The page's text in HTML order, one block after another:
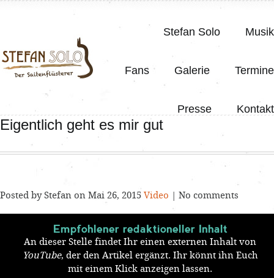
Stefan Solo Musik
Fans Galerie Termine
Presse Kontakt
Eigentlich geht es mir gut
Posted by Stefan on Mai 26, 2015 Video | No comments
Empfohlener redaktioneller Inhalt
An dieser Stelle findet Ihr einen externen Inhalt von
YouTube, der den Artikel ergänzt. Ihr könnt ihn Euch
mit einem Klick anzeigen lassen.